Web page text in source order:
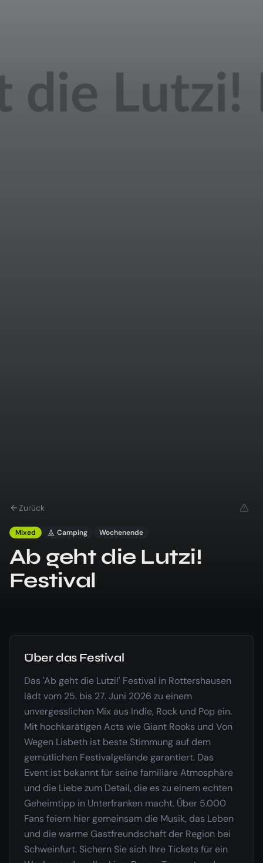
Zurück
Mixed Camping Wochenende
Ab geht die Lutzi!
Festival
Über das Festival
Das 'Ab geht die Lutzi!' Festival in Rottershausen
lädt vom 25. bis 27. Juni 2026 zu einem
unvergesslichen Mix aus Indie, Rock und Pop ein.
Mit hochkarätigen Acts wie Giant Rooks und Von
Wegen Lisbeth ist beste Stimmung auf dem
gemütlichen Festivalgelände garantiert. Das
Event ist bekannt für seine familiäre Atmosphäre
und die Liebe zum Detail, die es zu einem echten
Geheimtipp in Unterfranken macht. Über 5.000
Fans feiern hier gemeinsam die Musik, das Leben
und die warme Gastfreundschaft der Region bei
Schweinfurt. Sichern Sie sich Ihre Tickets für ein